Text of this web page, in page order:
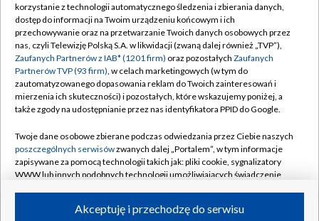
TVP
Abonament TVP
Emisja w TVP
Centrum informacji TVP
Naziemna Telewizja Cyfrowa
Rada Programowa
System NOS
Informacje o nadawcy
Program dla prasy
Regulamin TVP
Polityka prywatności
Moje zgody
Pomoc
Kontakt
Kanały
korzystanie z technologii automatycznego śledzenia i zbierania danych,
dostęp do informacji na Twoim urządzeniu końcowym i ich
przechowywanie oraz na przetwarzanie Twoich danych osobowych przez
nas, czyli Telewizję Polską S.A. w likwidacji (zwaną dalej również „TVP”),
Zaufanych Partnerów z IAB* (1201 firm) oraz pozostałych Zaufanych
Partnerów TVP (93 firm), w celach marketingowych (w tym do
zautomatyzowanego dopasowania reklam do Twoich zainteresowań i
mierzenia ich skuteczności) i pozostałych, które wskazujemy poniżej, a
także zgody na udostępnianie przez nas identyfikatora PPID do Google.
Twoje dane osobowe zbierane podczas odwiedzania przez Ciebie naszych
poszczególnych serwisówzwanych dalej „Portalem”, w tym informacje
zapisywane za pomocą technologii takich jak: pliki cookie, sygnalizatory
WWW lub innych podobnych technologii umożliwiających świadczenie
ruchu w Internecie.Akceptuję i przechodzę do serwisu